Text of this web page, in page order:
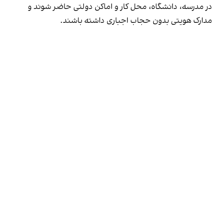
در مدرسه، دانشگاه، محل کار و اماکن دولتی حاضر شوند و
مدارک هویتی بدون حجاب اجباری داشته باشند.